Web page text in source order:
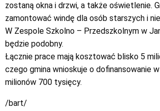
zostaną okna i drzwi, a także oświetlenie.
zamontować windę dla osób starszych i
W Zespole Szkolno – Przedszkolnym w
będzie podobny.
Łącznie prace mają kosztować blisko 5
czego gmina wnioskuje o dofinansowanie
milionów 700 tysięcy.
/bart/